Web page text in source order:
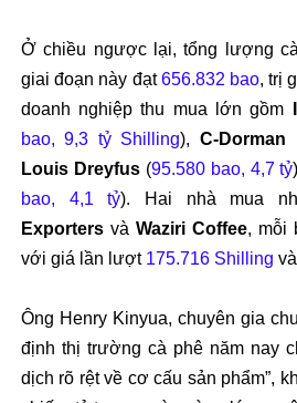
Ở chiều ngược lại, tổng l ượng c
giaiđoạn này đạt656.832 bao, trị
doanh nghiệp thu mua lớn gồm
bao, 9,3 tỷ Shilling), C-Dorman
Louis Dreyfus(95.580 bao, 4,7 tỷ
bao, 4,1 tỷ). Hai nhà mua
Exportersvà Waziri Coffee, mỗi
với giá l ần l ượt 175.716 Shilling và
Ông Henry Kinyua, chuyên gia chu
định thị trường cà phê năm nay
dịch rõ rệt về cơ cấu sản phẩm”,